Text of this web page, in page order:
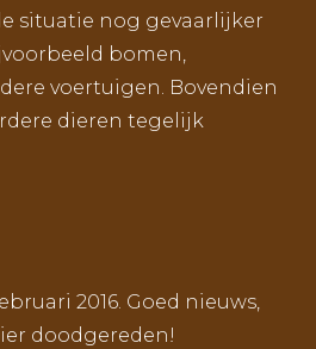
situatie nog gevaarlijker
bomen,
voertuigen. Bovendien
dieren tegelijk
2016. Goed nieuws,
doodgereden!